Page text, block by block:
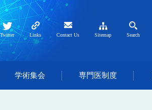
Twitter Links Contact Us Sitemap Search
学術集会 専門医制度